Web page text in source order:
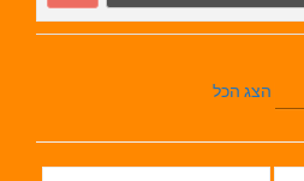
הצג הכל